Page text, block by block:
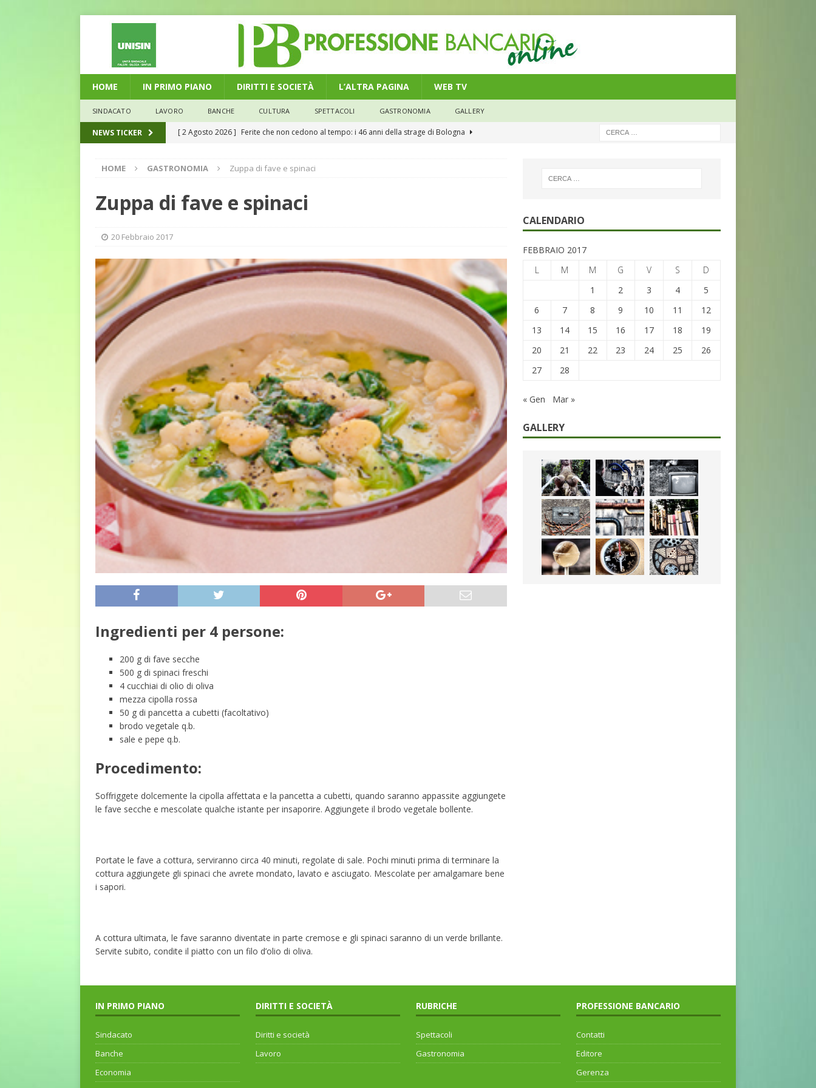
HOME IN PRIMO PIANO DIRITTI E SOCIETÀ L’ALTRA PAGINA WEB TV
SINDACATO LAVORO BANCHE CULTURA SPETTACOLI GASTRONOMIA GALLERY
NEWS TICKER [ 2 Agosto 2026 ] Ferite che non cedono al tempo: i 46 anni della strage di Bologna
[ 29 Luglio 2026 ] Marche: un modello di equilibrio nel credito. Debiti più leggeri e rate sotto
la media nazionale
ECONOMIA
L’Umbria e il credito: più finanziamenti della media nazionale, ma rate e
euro riguarda, non solo i premi in denaro, ma anche i benefit aziendali
DIRITTI E SOCIETÀ
[ 6 Agosto 2026 ]
Estate e caregiver: la sfida quotidiana dell’assistenza tra ferie e rinunce
DIRITTI E SOCIETÀ
HOME GASTRONOMIA Zuppa di fave e spinaci
Zuppa di fave e spinaci
20 Febbraio 2017
Ingredienti per 4 persone:
200 g di fave secche
500 g di spinaci freschi
4 cucchiai di olio di oliva
mezza cipolla rossa
50 g di pancetta a cubetti (facoltativo)
brodo vegetale q.b.
sale e pepe q.b.
Procedimento:
Soffriggete dolcemente la cipolla affettata e la pancetta a cubetti, quando saranno appassite aggiungete
le fave secche e mescolate qualche istante per insaporire. Aggiungete il brodo vegetale bollente.
Portate le fave a cottura, serviranno circa 40 minuti, regolate di sale. Pochi minuti prima di terminare la
cottura aggiungete gli spinaci che avrete mondato, lavato e asciugato. Mescolate per amalgamare bene
i sapori.
A cottura ultimata, le fave saranno diventate in parte cremose e gli spinaci saranno di un verde brillante.
Servite subito, condite il piatto con un filo d’olio di oliva.
CALENDARIO
FEBBRAIO 2017
L
M M G V S
D
1
2 3 4
5
6
7 8 9 10 11
12
13
14 15 16 17 18
19
20
21 22 23 24 25
26
27
28
« Gen Mar »
GALLERY
IN PRIMO PIANO
Sindacato
Banche
Economia
DIRITTI E SOCIETÀ
Diritti e società
Lavoro
RUBRICHE
Spettacoli
Gastronomia
PROFESSIONE BANCARIO
Contatti
Editore
Gerenza